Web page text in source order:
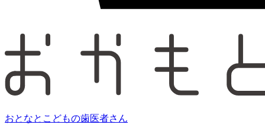
おとなとこどもの歯医者さん